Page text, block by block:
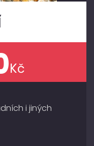
Kč
i jiných